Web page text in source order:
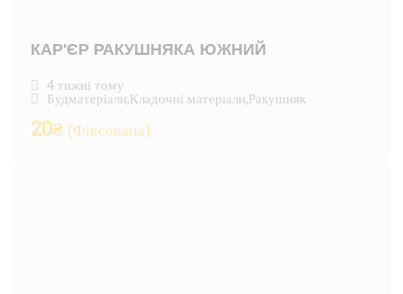
КАР'ЄР РАКУШНЯКА ЮЖНИЙ
4 тижні тому
Будматеріали,Кладочні матеріали,Ракушняк
20₴ (Фіксована)